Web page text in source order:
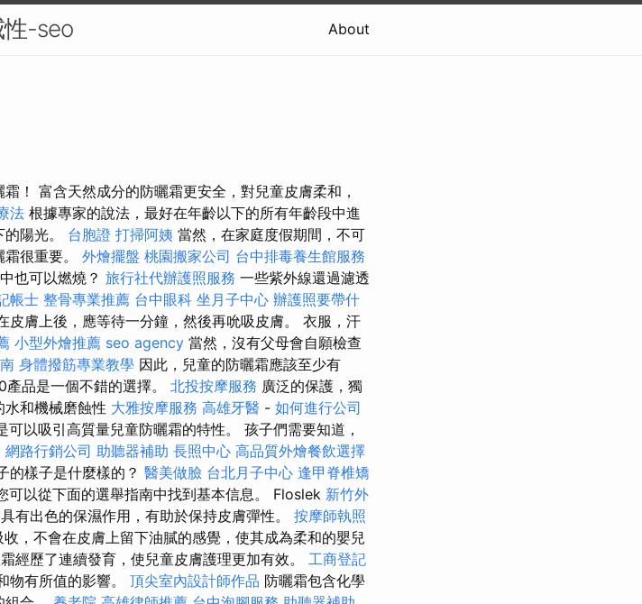
性-seo About
！ 富含天然成分的防曬霜更安全，對兒童皮膚柔和，
法 根據專家的說法，最好在年齡以下的所有年齡段中進
陽光。 台胞證 打掃阿姨 當然，在家庭度假期間，不可
很重要。 外燴擺盤 桃園搬家公司 台中排毒養生館服務
也可以燃燒？ 旅行社代辦護照服務 一些紫外線還過濾透
帳士 整骨專業推薦 台中眼科 坐月子中心 辦護照要帶什
皮膚上後，應等待一分鐘，然後再吮吸皮膚。 衣服，汗
小型外燴推薦 seo agency 當然，沒有父母會自願檢查
身體撥筋專業教學 因此，兒童的防曬霜應該至少有
品是一個不錯的選擇。 北投按摩服務 廣泛的保護，獨
和機械磨蝕性 大雅按摩服務 高雄牙醫 - 如何進行公司
可以吸引高質量兒童防曬霜的特性。 孩子們需要知道，
網路行銷公司 助聽器補助 長照中心 高品質外燴餐飲選擇
的樣子是什麼樣的？ 醫美做臉 台北月子中心 逢甲脊椎矯
可以從下面的選舉指南中找到基本信息。 Floslek 新竹外
有出色的保濕作用，有助於保持皮膚彈性。 按摩師執照
，不會在皮膚上留下油膩的感覺，使其成為柔和的嬰兒
經歷了連續發育，使兒童皮膚護理更加有效。 工商登記
物有所值的影響。 頂尖室內設計師作品 防曬霜包含化學